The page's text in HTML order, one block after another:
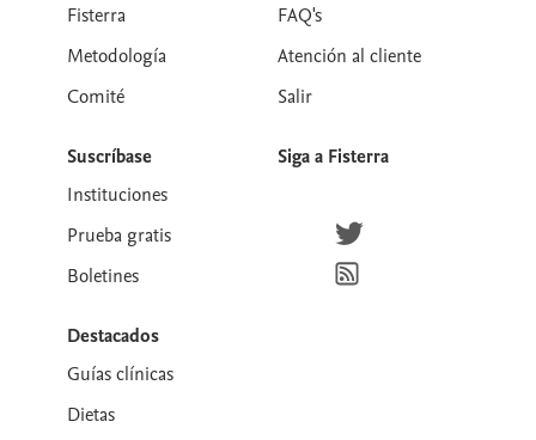
Fisterra
Metodología
Comité
Suscríbase
Instituciones
Prueba gratis
Boletines
Destacados
Guías clínicas
Dietas
FAQ's
Atención al cliente
Salir
Siga a Fisterra
Síguenos en Twitter
Suscríbete para recibir